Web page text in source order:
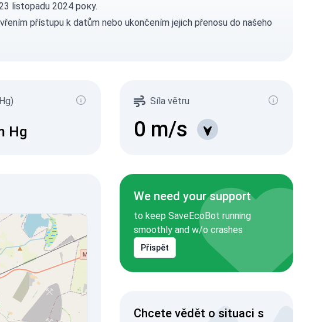
listopadu 2024 року.
přístupu k datům nebo ukončením jejich přenosu do našeho
Hg
Síla větru
0 m/s
We need your support
to keep SaveEcoBot running
smoothly and w/o crashes
Přispět
Chcete vědět o situaci s